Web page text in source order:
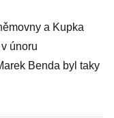
a Kupka
únoru
Benda byl taky